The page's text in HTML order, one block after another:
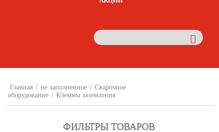
Главная / не заполненное / Сварочное
оборудование / Клеммы заземления
ФИЛЬТРЫ ТОВАРОВ